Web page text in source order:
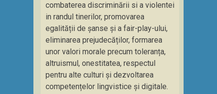
combaterea discriminării si a violentei
in randul tinerilor, promovarea
egalității de șanse și a fair-play-ului,
eliminarea prejudecăților, formarea
unor valori morale precum toleranța,
altruismul, onestitatea, respectul
pentru alte culturi și dezvoltarea
competențelor lingvistice și digitale.